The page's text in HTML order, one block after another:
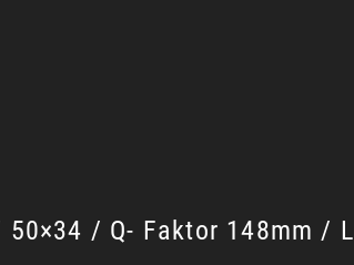
/ Q- Faktor 148mm /